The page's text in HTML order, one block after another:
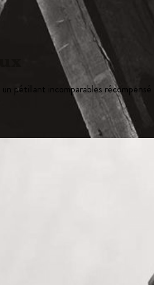
pétillant incomparables récompensé